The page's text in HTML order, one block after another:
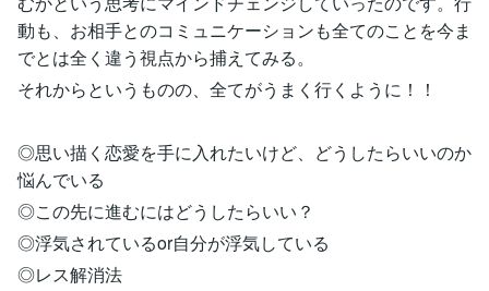
動も、お相手とのコミュニケーションも全てのことを今ま
でとは全く違う視点から捕えてみる。
それからというものの、全てがうまく行くように！！
◎思い描く恋愛を手に入れたいけど、どうしたらいいのか
悩んでいる
◎この先に進むにはどうしたらいい？
◎浮気されているor自分が浮気している
◎レス解消法